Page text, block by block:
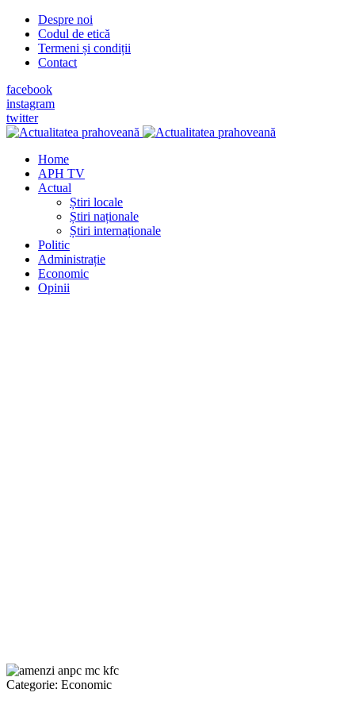
Despre noi
Codul de etică
Termeni și condiții
Contact
facebook
instagram
twitter
Home
APH TV
Actual
Știri locale
Știri naționale
Știri internaționale
Politic
Administrație
Economic
Opinii
Categorie: Economic